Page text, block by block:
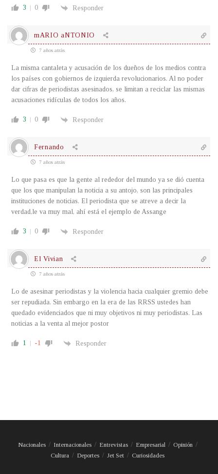
3 0 Responder
mARIO aNTONIO
7 años atrás
La misma cantaleta y acusación de los dueños de los medios contra
los países con gobiernos de izquierda revolucionarios. Al no poder
dar cifras de periodistas asesinados, se limitan a reciclar las mismas
acusaciones ridículas de todos los años.
3 0 Responder
Fernando
7 años atrás
Lo que pasa es que la gente al rededor del mundo ya se dió cuenta
que los que manipulan la noticia a su antojo, son las principales
instituciones de noticias. El periodista que se atreve a decir la
verdad,le va muy mal, ahí está el ejemplo de Assange
3 0 Responder
El Vivian
7 años atrás
Lo de asesinar periodistas y la violencia hacia cualquier gremio debe
ser repudiada. Sin embargo en la era de las RRSS ustedes han
quedado evidenciados que ni muy objetivos ni muy periodistas. Las
noticias a la venta al mejor postor
1 -1 Responder
Nacionales Internacionales Entrevistas Empresarial
Opinión
Cultura
Deportes Jet Set Curiosidades